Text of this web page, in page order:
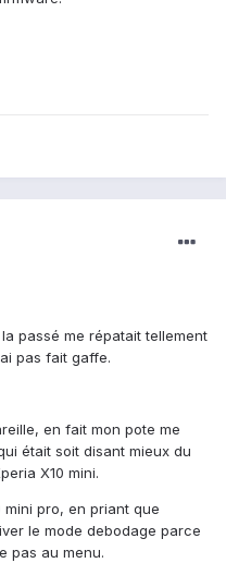
passé me répatait tellement
pas fait gaffe.
en fait mon pote me
était soit disant mieux du
X10 mini.
pro, en priant que
le mode debodage parce
pas au menu.